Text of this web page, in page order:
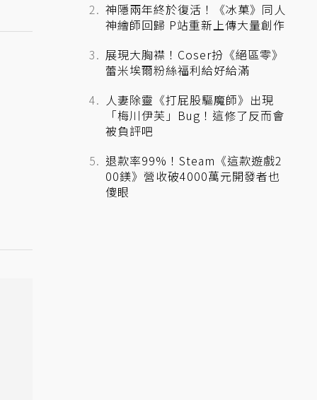
神隱兩年終於復活！《冰菓》同人
神繪師回歸 P站重新上傳大量創作
展現大胸襟！Coser扮《絕區零》
蕾米埃爾粉絲福利給好給滿
人妻除靈《打屁股驅魔師》出現
「梅川伊芙」Bug！這修了反而會
被負評吧
退款率99%！Steam《這款遊戲2
00鎂》營收破4000萬元開發者也
傻眼